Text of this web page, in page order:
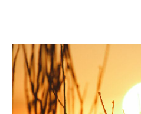
6
Bienfaits
du
soleil